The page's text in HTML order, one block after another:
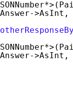
>AsInt,
>AsInt,